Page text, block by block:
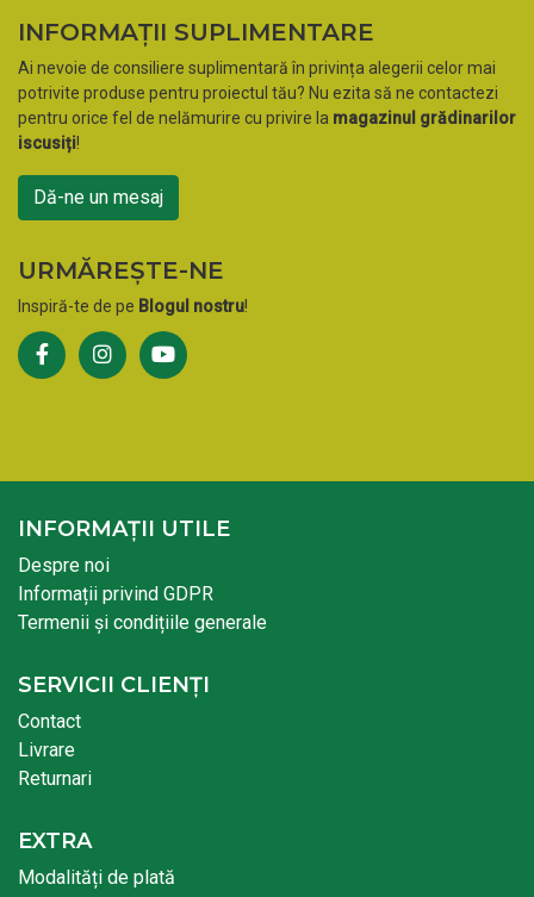
INFORMAȚII SUPLIMENTARE
Ai nevoie de consiliere suplimentară în privința alegerii celor mai
potrivite produse pentru proiectul tău? Nu ezita să ne contactezi
pentru orice fel de nelămurire cu privire la magazinul grădinarilor
iscusiți!
Dă-ne un mesaj
URMĂREȘTE-NE
Inspiră-te de pe Blogul nostru!
INFORMAȚII UTILE
Despre noi
Informații privind GDPR
Termenii și condițiile generale
SERVICII CLIENȚI
Contact
Livrare
Returnari
EXTRA
Modalități de plată